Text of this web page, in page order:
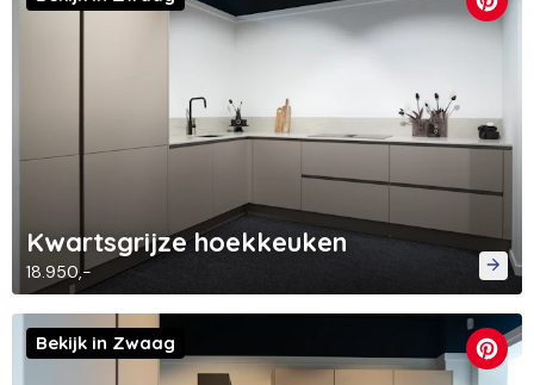
Kwartsgrijze hoekkeuken
18.950,-
Bekijk in Zwaag